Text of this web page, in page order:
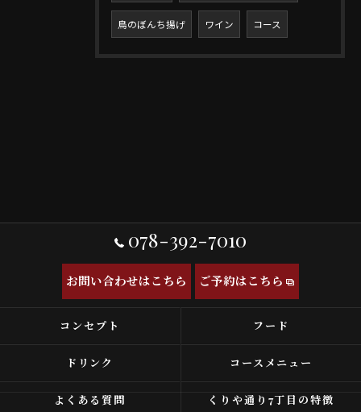
鳥のぼんち揚げ ワイン コース
078-392-7010
お問い合わせはこちら ご予約はこちら
コンセプト フード
ドリンク コースメニュー
よくある質問 くりや通り7丁目の特徴